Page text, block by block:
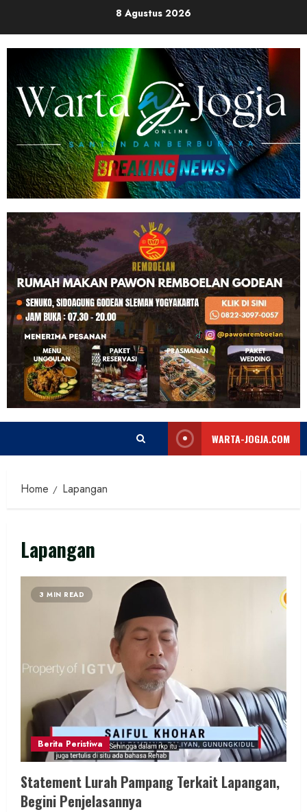
content
8 Agustus 2026
WARTA-JOGJA.COM
Home Lapangan
Lapangan
3 MIN READ
Berita Peristiwa
Statement Lurah Pampang Terkait Lapangan,
Begini Penjelasannya